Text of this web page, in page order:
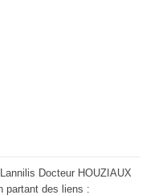
Docteur HOUZIAUX
partant des liens :